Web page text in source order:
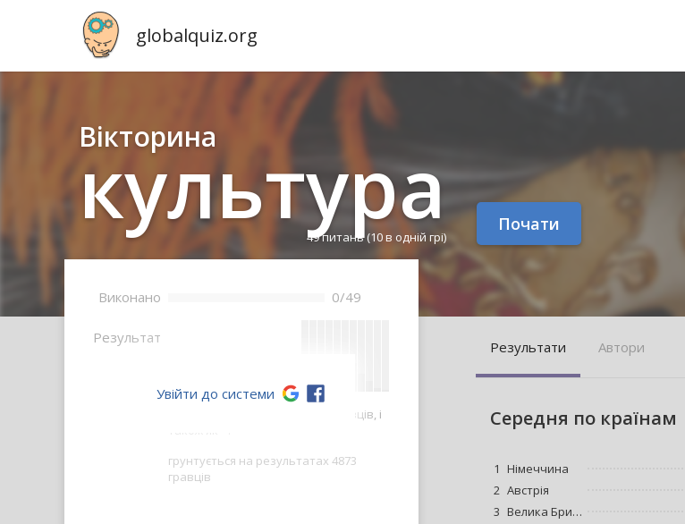
globalquiz.org
Вікторина
культура
49 питань(10 в одній грі)
Почати
Bиконано 0/49
Pезультат
Ваш результат краще, ніж -- гравців, і
грунтується на результатах 4873
гравців
Увійти до системи
Pезультати Aвтори
Cередня по країнам
1 Німеччина
2 Австрія
3
Велика Британія